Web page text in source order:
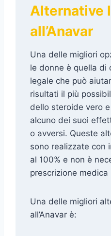
Alternative
all’Anavar
Una delle migliori
le donne è quella di
legale che può
risultati il più
dello steroide vero
alcuno dei suoi
o avversi. Queste
sono realizzate con
al 100% e non è
prescrizione
Una delle migliori
all’Anavar è: